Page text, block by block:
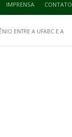
IMPRENSA CONTATO
ENTRE A UFABC E A